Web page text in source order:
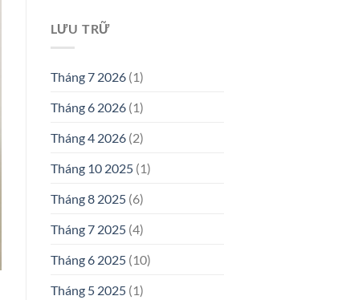
LƯU TRỮ
Tháng 7 2026(1)
Tháng 6 2026(1)
Tháng 4 2026(2)
Tháng 10 2025(1)
Tháng 8 2025(6)
Tháng 7 2025(4)
Tháng 6 2025(10)
Tháng 5 2025(1)